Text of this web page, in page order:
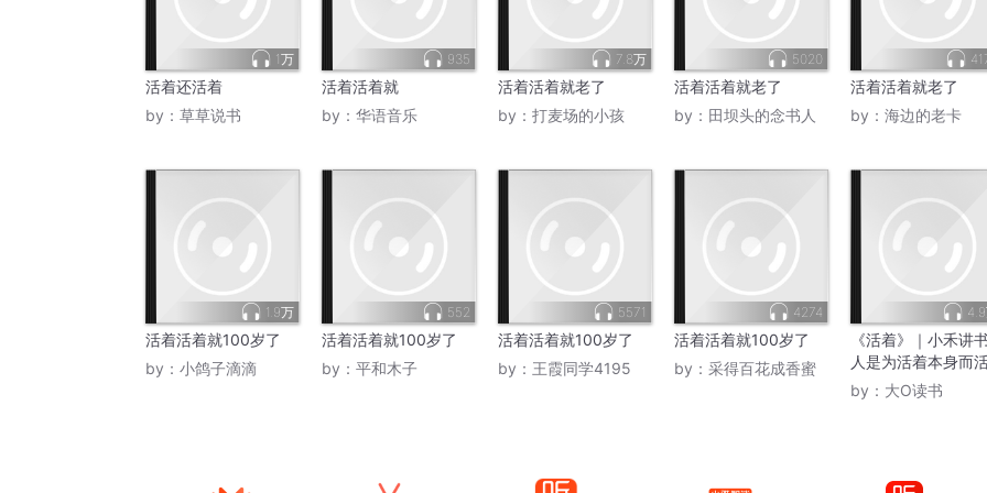
1万
活着还活着
by： 草草说书
935
活着活着就
by： 华语音乐
7.8万
活着活着就老了
by： 打麦场的小孩
5020
活着活着就老了
by： 田坝头的念书人
活着活着就老了
by： 海边的老卡
1.9万
活着活着就100岁了
by： 小鸽子滴滴
552
活着活着就100岁了
by： 平和木子
5571
活着活着就100岁了
by： 王霞同学4195
4274
活着活着就100岁了
by： 采得百花成香蜜
《活着》｜小禾讲
人是为活着本身而
by： 大O读书